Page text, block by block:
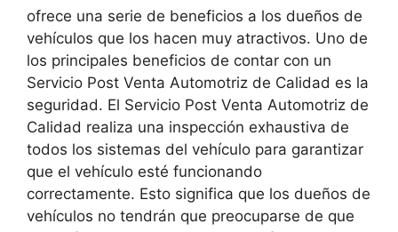
ofrece una serie de beneficios a los dueños de
vehículos que los hacen muy atractivos. Uno de
los principales beneficios de contar con un
Servicio Post Venta Automotriz de Calidad es la
seguridad. El Servicio Post Venta Automotriz de
Calidad realiza una inspección exhaustiva de
todos los sistemas del vehículo para garantizar
que el vehículo esté funcionando
correctamente. Esto significa que los dueños de
vehículos no tendrán que preocuparse de que